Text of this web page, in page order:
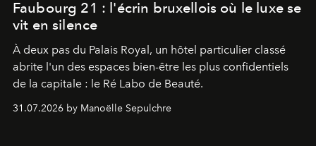
Faubourg 21 : l'écrin bruxellois où le luxe se
vit en silence
À deux pas du Palais Royal, un hôtel particulier classé
abrite l'un des espaces bien-être les plus confidentiels
de la capitale : le Ré Labo de Beauté.
31.07.2026 by Manoëlle Sepulchre